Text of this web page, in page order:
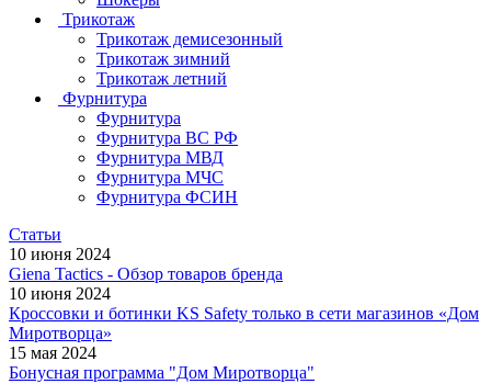
Трикотаж
Трикотаж демисезонный
Трикотаж зимний
Трикотаж летний
Фурнитура
Фурнитура
Фурнитура ВС РФ
Фурнитура МВД
Фурнитура МЧС
Фурнитура ФСИН
Статьи
10 июня 2024
Giena Tactics - Обзор товаров бренда
10 июня 2024
Кроссовки и ботинки KS Safety только в сети магазинов «Дом
Миротворца»
15 мая 2024
Бонусная программа "Дом Миротворца"